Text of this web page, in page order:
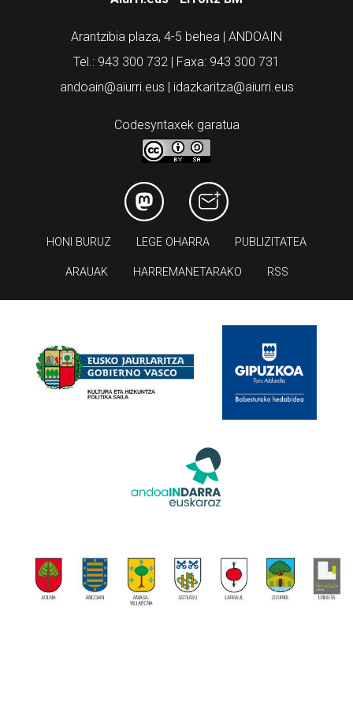
Arantzibia plaza, 4-5 behea | ANDOAIN
Tel.: 943 300 732 | Faxa: 943 300 731
andoain@aiurri.eus | idazkaritza@aiurri.eus
Codesyntaxek garatua
HONI BURUZ LEGE OHARRA PUBLIZITATEA
ARAUAK HARREMANETARAKO RSS